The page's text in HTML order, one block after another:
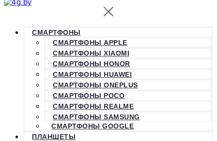
СМАРТФОНЫ
СМАРТФОНЫ APPLE
СМАРТФОНЫ XIAOMI
СМАРТФОНЫ HONOR
СМАРТФОНЫ HUAWEI
СМАРТФОНЫ ONEPLUS
СМАРТФОНЫ POCO
СМАРТФОНЫ REALME
СМАРТФОНЫ SAMSUNG
СМАРТФОНЫ GOOGLE
ПЛАНШЕТЫ